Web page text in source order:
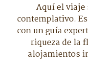
Aquí el viaje
contemplativo.
con un guía
riqueza de la
alojamientos